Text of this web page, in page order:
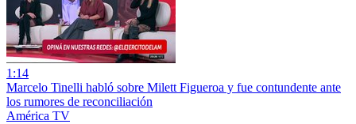
1:14
Marcelo Tinelli habló sobre Milett Figueroa y fue contundente ante
los rumores de reconciliación
América TV